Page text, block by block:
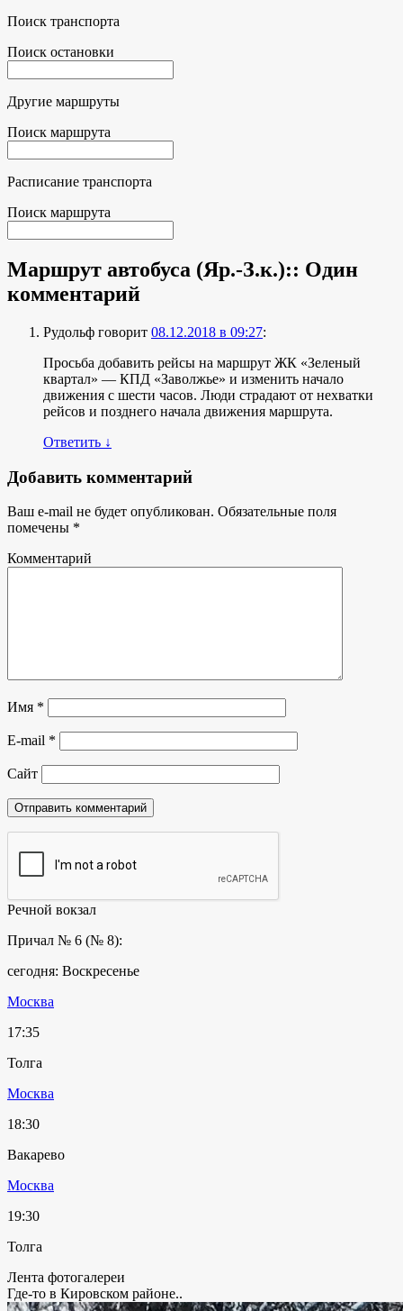
Поиск транспорта
Поиск остановки
Другие маршруты
Поиск маршрута
Расписание транспорта
Поиск маршрута
Маршрут автобуса (Яр.-З.к.):: Один
комментарий
Рудольф говорит 08.12.2018 в 09:27:
Просьба добавить рейсы на маршрут ЖК «Зеленый
квартал» — КПД «Заволжье» и изменить начало
движения с шести часов. Люди страдают от нехватки
рейсов и позднего начала движения маршрута.
Ответить ↓
Добавить комментарий
Ваш e-mail не будет опубликован. Обязательные поля
помечены *
Комментарий
Имя *
E-mail *
Сайт
Речной вокзал
Причал № 6 (№ 8):
сегодня: Воскресенье
Москва
17:35
Толга
Москва
18:30
Вакарево
Москва
19:30
Толга
Лента фотогалереи
Где-то в Кировском районе..